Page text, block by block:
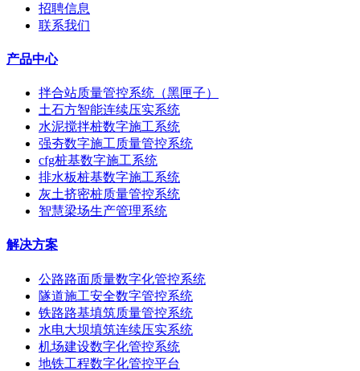
招聘信息
联系我们
产品中心
拌合站质量管控系统（黑匣子）
土石方智能连续压实系统
水泥搅拌桩数字施工系统
强夯数字施工质量管控系统
cfg桩基数字施工系统
排水板桩基数字施工系统
灰土挤密桩质量管控系统
智慧梁场生产管理系统
解决方案
公路路面质量数字化管控系统
隧道施工安全数字管控系统
铁路路基填筑质量管控系统
水电大坝填筑连续压实系统
机场建设数字化管控系统
地铁工程数字化管控平台